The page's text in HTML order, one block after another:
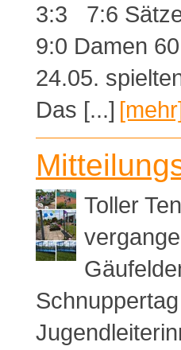
3:3 7:6
9:0 Damen
24.05.
Das [...]
Toller